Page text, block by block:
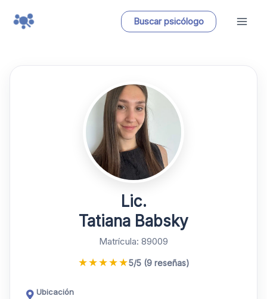
Buscar psicólogo
Lic.
Tatiana Babsky
Matrícula: 89009
★★★★★5/5 (9 reseñas)
Ubicación